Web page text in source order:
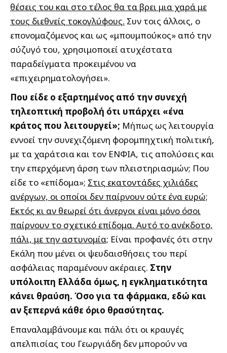
θέσεις του και στο τέλος θα τα βρει μια χαρά με
τους διεθνείς τοκογλύφους. Συν τοις άλλοις, ο
επονομαζόμενος και ως «μπουμπούκος» από την
σύζυγό του, χρησιμοποιεί ατυχέστατα
παραδείγματα προκειμένου να
«επιχειρηματολογήσει».
Που είδε ο εξαρτημένος από την συνεχή
τηλεοπτική προβολή ότι υπάρχει «ένα
κράτος που λειτουργεί»; Μήπως ως λειτουργία
εννοεί την συνεχιζόμενη φορομπηχτική πολιτική,
με τα χαράτσια και τον ΕΝΦΙΑ, τις απολύσεις και
την επερχόμενη άρση των πλειστηριασμών; Που
είδε το «επίδομα»; Στις εκατοντάδες χιλιάδες
ανέργων, οι οποίοι δεν παίρνουν ούτε ένα ευρώ;
Εκτός κι αν θεωρεί ότι άνεργοι είναι μόνο όσοι
παίρνουν το σχετικό επίδομα. Αυτό το ανέκδοτο,
πάλι, με την αστυνομία; Είναι προφανές ότι στην
Εκάλη που μένει οι ψευδαισθήσεις του περί
ασφάλειας παραμένουν ακέραιες. Στην
υπόλοιπη Ελλάδα όμως, η εγκληματικότητα
κάνει θραύση. Όσο για τα φάρμακα, εδώ και
αν ξεπερνά κάθε όριο θρασύτητας.
Επαναλαμβάνουμε και πάλι ότι οι κραυγές
απελπισίας του Γεωργιάδη δεν μπορούν να